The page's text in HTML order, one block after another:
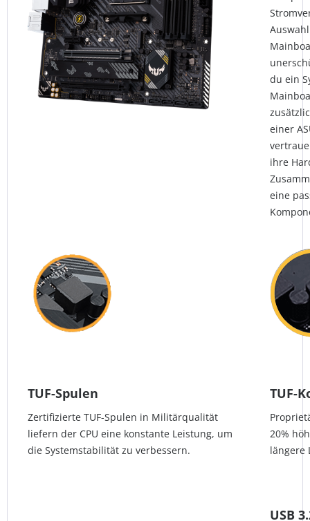
du ein
einer
ihre
eine
TUF-Spulen
Zertifizierte TUF-Spulen in Militärqualität
liefern der CPU eine konstante Leistung, um
die Systemstabilität zu verbessern.
TUF-
20%
längere
USB